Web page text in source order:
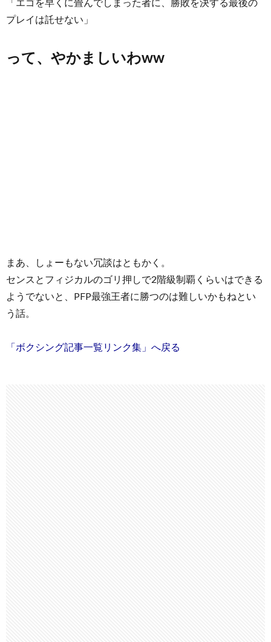
プレイは託せない」
って、やかましいわww
まあ、しょーもない冗談はともかく。
センスとフィジカルのゴリ押しで2階級制覇くらいはできる
ようでないと、PFP最強王者に勝つのは難しいかもねとい
う話。
「ボクシング記事一覧リンク集」へ戻る